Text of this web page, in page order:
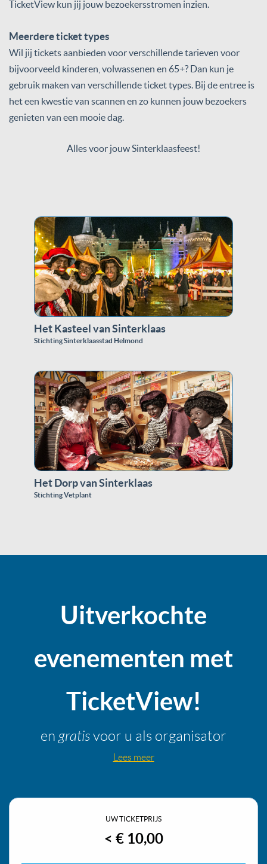
TicketView kun jij jouw bezoekersstromen inzien.
Meerdere ticket types
Wil jij tickets aanbieden voor verschillende tarieven voor
bijvoorveeld kinderen, volwassenen en 65+? Dan kun je
gebruik maken van verschillende ticket types. Bij de entree is
het een kwestie van scannen en zo kunnen jouw bezoekers
genieten van een mooie dag.
Alles voor jouw Sinterklaasfeest!
Het Kasteel van Sinterklaas
Stichting Sinterklaasstad Helmond
Het Dorp van Sinterklaas
Stichting Vetplant
Uitverkochte
evenementen met
TicketView!
en gratisvoor u als organisator
Lees meer
UW TICKETPRIJS
< € 10,00